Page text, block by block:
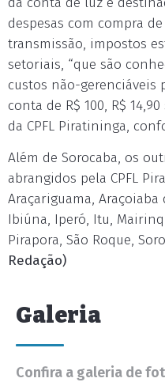
despesas com compra
transmissão, impostos
setoriais, “que são
custos não-gerenciáveis
conta de R$ 100, R$
da CPFL Piratininga,
Além de Sorocaba, os
abrangidos pela CPFL
Araçariguama, Araçoiaba
Ibiúna, Iperó, Itu,
Pirapora, São Roque,
Redação)
Galeria
Confira a galeria de